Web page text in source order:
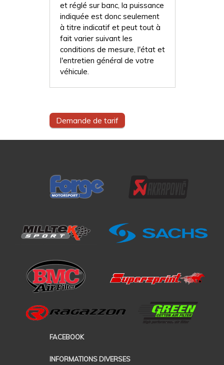
et réglé sur banc, la puissance
indiquée est donc seulement
à titre indicatif et peut tout à
fait varier suivant les
conditions de mesure, l'état et
l'entretien général de votre
véhicule.
Demande de tarif
FACEBOOK
INFORMATIONS DIVERSES